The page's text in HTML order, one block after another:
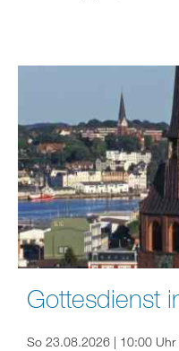
Gottesdienst
So 23.08.2026 | 10:00 Uhr